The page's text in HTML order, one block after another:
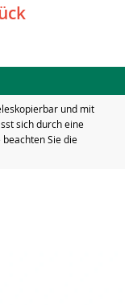
und mit
sich durch eine
Sie die